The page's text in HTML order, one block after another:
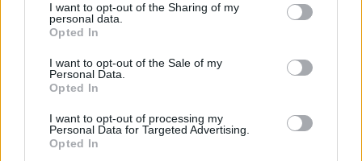
I want to opt-out of the Sharing of my
personal data.
Opted In
I want to opt-out of the Sale of my
Personal Data.
Opted In
I want to opt-out of processing my
Personal Data for Targeted Advertising.
Opted In
Kép: canva
legjobb kerti cserje, mely már
márciusban sárgán virágzik (méhlegelő
funkció), ősszel pedig ehető, finom
vitaminforrást (somlekvár, szörp)